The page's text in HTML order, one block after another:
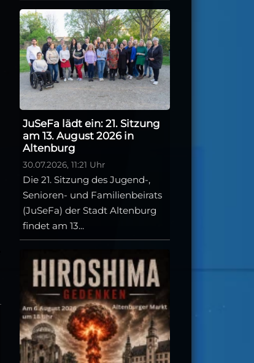
JuSeFa lädt ein: 21. Sitzung
am 13. August 2026 in
Altenburg
30.07.2026, 11:21 Uhr
Die 21. Sitzung des Jugend-,
Senioren- und Familienbeirats
(JuSeFa) der Stadt Altenburg
findet am 13...